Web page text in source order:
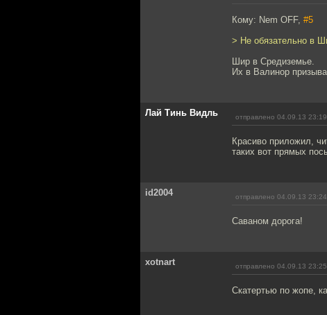
Кому: Nem OFF, #5
> Не обязательно в
Шир в Средиземье.
Их в Валинор
Лай Тинь Видль отправлено 04.09.13 23:19
Красиво приложил,
таких вот прямых
id2004 отправлено 04.09.13 23:24
Саваном дорога!
xotnart отправлено 04.09.13 23:25
Скатертью по жопе,